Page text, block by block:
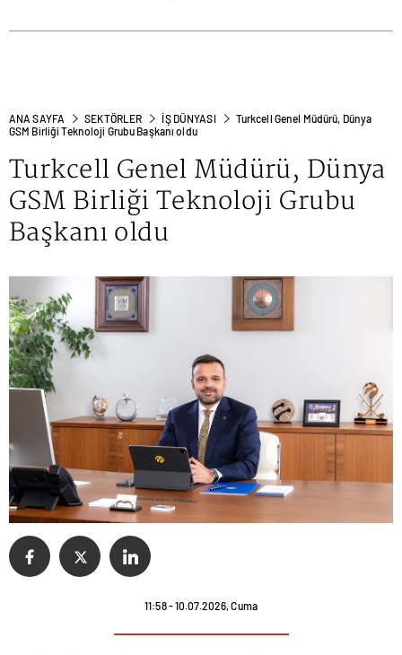
ANA SAYFA SEKTÖRLER İŞ DÜNYASI
Turkcell Genel Müdürü, Dünya
GSM Birliği Teknoloji Grubu Başkanı oldu
Turkcell Genel Müdürü, Dünya
GSM Birliği Teknoloji Grubu
Başkanı oldu
11:58 - 10.07.2026, Cuma